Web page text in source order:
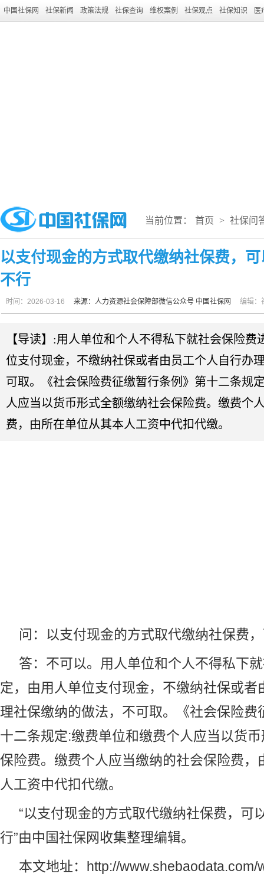
中国社保网 社保新闻 政策法规 社保查询 维权案例 社保观点 社保知识 医
当前位置： 首页 > 社保问
以支付现金的方式取代缴纳社保费，
不行
时间：2026-03-16 来源：人力资源社会保障部微信公众号 中国社保网 编辑：
【导读】:用人单位和个人不得私下就社会保险费
位支付现金，不缴纳社保或者由员工个人自行办
可取。《社会保险费征缴暂行条例》第十二条规
人应当以货币形式全额缴纳社会保险费。缴费个
费，由所在单位从其本人工资中代扣代缴。
问：以支付现金的方式取代缴纳社保费
答：不可以。用人单位和个人不得私下
定，由用人单位支付现金，不缴纳社保或者
理社保缴纳的做法，不可取。《社会保险费
十二条规定:缴费单位和缴费个人应当以货
保险费。缴费个人应当缴纳的社会保险费，
人工资中代扣代缴。
“以支付现金的方式取代缴纳社保费，可
行”由中国社保网收集整理编辑。
本文地址：
http://